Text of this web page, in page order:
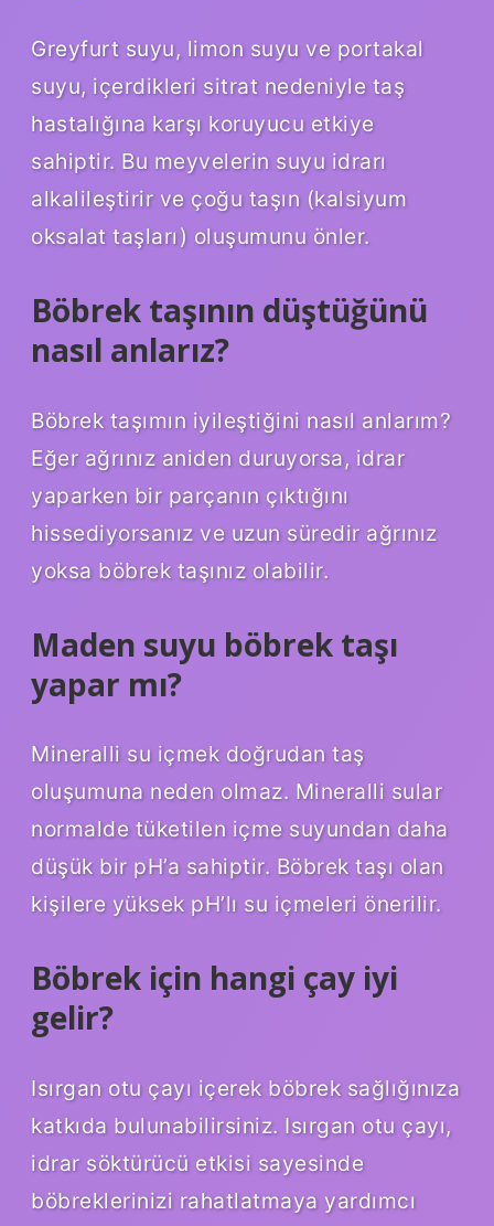
Greyfurt suyu, limon suyu ve portakal
suyu, içerdikleri sitrat nedeniyle taş
hastalığına karşı koruyucu etkiye
sahiptir. Bu meyvelerin suyu idrarı
alkalileştirir ve çoğu taşın (kalsiyum
oksalat taşları) oluşumunu önler.
Böbrek taşının düştüğünü
nasıl anlarız?
Böbrek taşımın iyileştiğini nasıl anlarım?
Eğer ağrınız aniden duruyorsa, idrar
yaparken bir parçanın çıktığını
hissediyorsanız ve uzun süredir ağrınız
yoksa böbrek taşınız olabilir.
Maden suyu böbrek taşı
yapar mı?
Mineralli su içmek doğrudan taş
oluşumuna neden olmaz. Mineralli sular
normalde tüketilen içme suyundan daha
düşük bir pH’a sahiptir. Böbrek taşı olan
kişilere yüksek pH’lı su içmeleri önerilir.
Böbrek için hangi çay iyi
gelir?
Isırgan otu çayı içerek böbrek sağlığınıza
katkıda bulunabilirsiniz. Isırgan otu çayı,
idrar söktürücü etkisi sayesinde
böbreklerinizi rahatlatmaya yardımcı